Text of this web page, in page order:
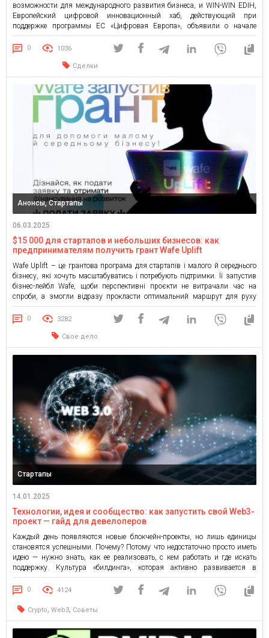
возможности для международного развития бизнеса, и WIN-WIN EDIH,
Европейский цифровой инновационный хаб, действующий при
поддержке программы ЕС «Цифровая Европа», объявили о начале
сотрудничества. Его цель — помочь украинским стартапам и малым и
средним предприятиям (МСБ) успешно масштабироваться на
международные рынки. Первой совместной инициативой стала серия
вебинаров Payoneer Insight Talks, […]
0 1036
Сделки
Анонсы, Стартапы
06.03.2025
$15 000 для стартапов и небольших бизнесов: как
предпринимателям получить грант Wafe Uplift
Wafe Uplift – це грантова програма для стартапів і малого й середнього
бізнесу, які хочуть масштабуватись і потребують підтримки. Її запустив
бізнес-лейбл Wafe, щоби перспективні проєкти не витрачали час на
спроби, а змогли відразу прокласти оптимальний маршрут для руху
вперед. Троє переможців конкурсу розділять $15 000 у вигляді сервісів,
команд, консультацій і ресурсів бізнес-лейбла Wafe. Хто може […]
0 3282
Свое дело
Стартапы
14.01.2025
Технологии, идея и сообщество: как запустить свой Web3-
проект — гайд для девелоперов
Каждый день появляются новые блокчейн-проекты, но лишь единицы
становятся успешными. Почему? Потому что недостаточно просто иметь
идею — нужно знать, как ее реализовать, с кем работать и где искать
поддержку. Культура «билдинга», которая активно развивается в
Украине, — это не просто о написании кода. Это о создании связей,
тестировании идей и поиске единомышленников. Именно на […]
0 4124
Crypto, Web3, Советы